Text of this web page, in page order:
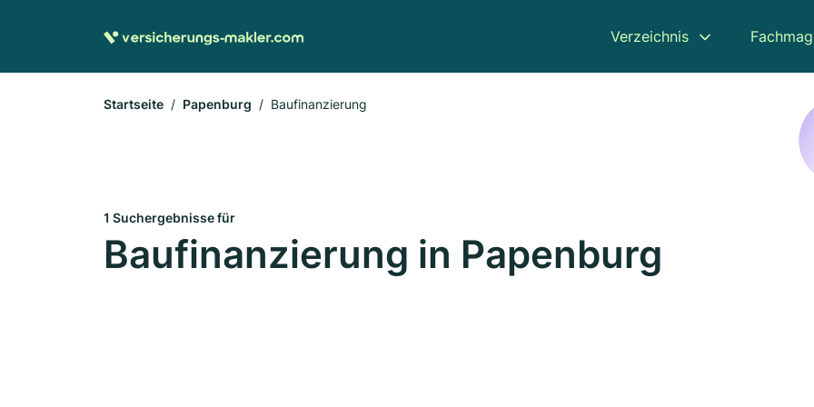
Verzeichnis
Startseite Papenburg Baufinanzierung
1 Suchergebnisse für
Baufinanzierung in Papenburg